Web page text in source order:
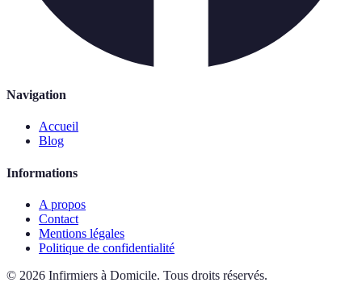
Navigation
Accueil
Blog
Informations
A propos
Contact
Mentions légales
Politique de confidentialité
© 2026 Infirmiers à Domicile. Tous droits réservés.